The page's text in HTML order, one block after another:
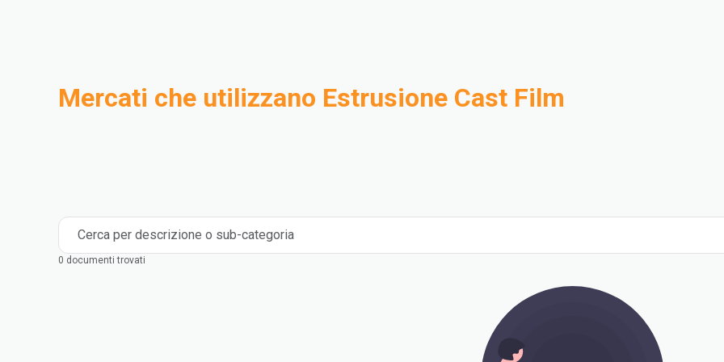
Mercati che utilizzano Estrusione Cast Film
Cerca per descrizione o sub-categoria
0 documenti trovati